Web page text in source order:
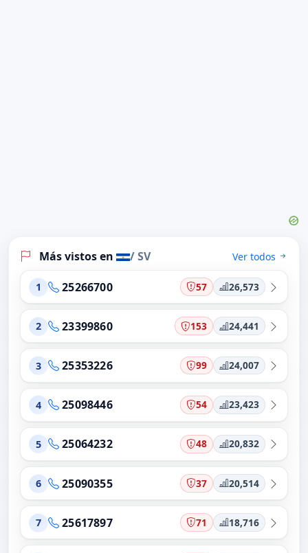
Más vistos en / SV Ver todos
1 25266700 57 26,573
2 23399860 153 24,441
3 25353226 99 24,007
4 25098446 54 23,423
5 25064232 48 20,832
6 25090355 37 20,514
7 25617897 71 18,716